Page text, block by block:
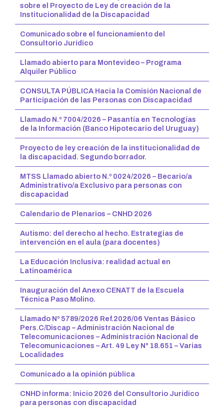
sobre el Proyecto de Ley de creación de la
Institucionalidad de la Discapacidad
Comunicado sobre el funcionamiento del
Consultorio Jurídico
Llamado abierto para Montevideo – Programa
Alquiler Público
CONSULTA PÚBLICA Hacia la Comisión Nacional de
Participación de las Personas con Discapacidad
Llamado N.º 7004/2026 – Pasantía en Tecnologías
de la Información (Banco Hipotecario del Uruguay)
Proyecto de ley creación de la institucionalidad de
la discapacidad. Segundo borrador.
MTSS Llamado abierto N.º 0024/2026 – Becario/a
Administrativo/a Exclusivo para personas con
discapacidad
Calendario de Plenarios – CNHD 2026
Autismo: del derecho al hecho. Estrategias de
intervención en el aula (para docentes)
La Educación Inclusiva: realidad actual en
Latinoamérica
Inauguración del Anexo CENATT de la Escuela
Técnica Paso Molino.
Llamado Nº 5789/2026 Ref.2026/06 Ventas Básico
Pers.C/Discap – Administración Nacional de
Telecomunicaciones – Administración Nacional de
Telecomunicaciones – Art. 49 Ley N° 18.651 – Varias
Localidades
Comunicado a la opinión pública
CNHD informa: Inicio 2026 del Consultorio Jurídico
para personas con discapacidad